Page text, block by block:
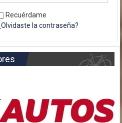
Recuérdame
la contraseña?